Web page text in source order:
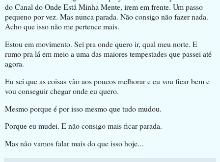
do Canal do Onde Está Minha Mente, irem em frente. Um passo
pequeno por vez. Mas nunca parada. Não consigo não fazer nada.
Acho que isso não me pertence mais.
Estou em movimento. Sei pra onde quero ir, qual meu norte. E
rumo pra lá em meio a uma das maiores tempestades que passei até
agora.
Eu sei que as coisas vão aos poucos melhorar e eu vou ficar bem e
vou conseguir chegar onde eu quero.
Mesmo porque é por isso mesmo que tudo mudou.
Porque eu mudei. E não consigo mais ficar parada.
Mas não vamos falar mais do que isso hoje...